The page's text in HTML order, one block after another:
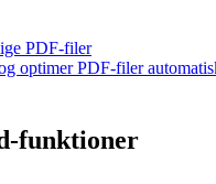
PDF-filer
optimer PDF-filer
funktioner